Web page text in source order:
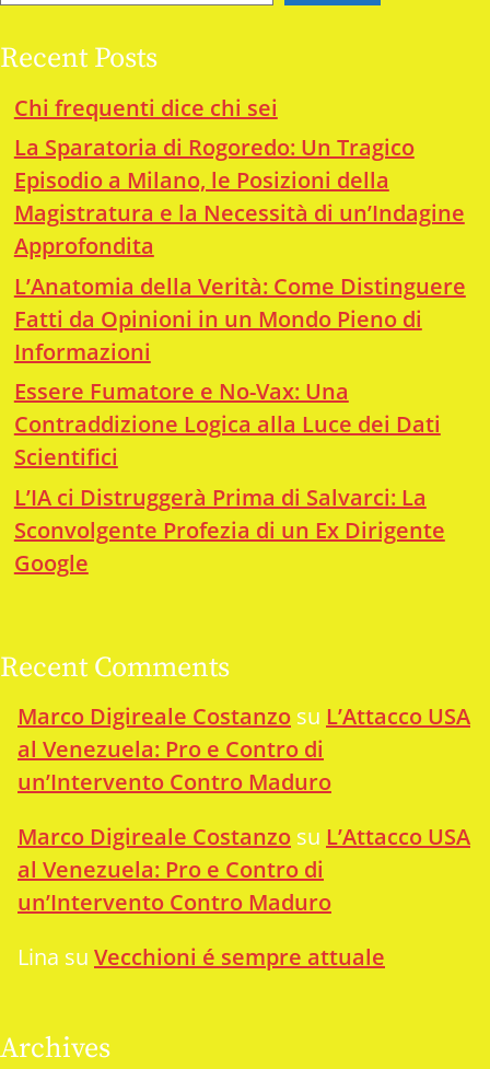
Recent Posts
Chi frequenti dice chi sei
La Sparatoria di Rogoredo: Un Tragico
Episodio a Milano, le Posizioni della
Magistratura e la Necessità di un’Indagine
Approfondita
L’Anatomia della Verità: Come Distinguere
Fatti da Opinioni in un Mondo Pieno di
Informazioni
Essere Fumatore e No-Vax: Una
Contraddizione Logica alla Luce dei Dati
Scientifici
L’IA ci Distruggerà Prima di Salvarci: La
Sconvolgente Profezia di un Ex Dirigente
Google
Recent Comments
Marco Digireale Costanzo su L’Attacco USA
al Venezuela: Pro e Contro di
un’Intervento Contro Maduro
Marco Digireale Costanzo su L’Attacco USA
al Venezuela: Pro e Contro di
un’Intervento Contro Maduro
Lina su Vecchioni é sempre attuale
Archives